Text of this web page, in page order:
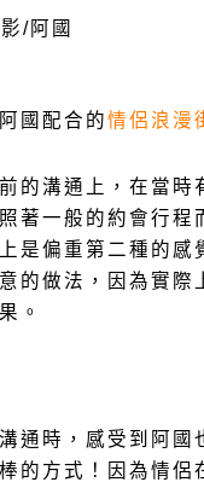
/阿國
國配合的情侶浪漫
的溝通上，在當時
著一般的約會行
是偏重第二種的
的做法，因為實
。
通時，感受到阿
的方式！因為情